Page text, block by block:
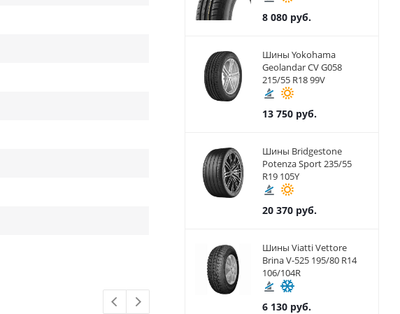
8 080руб.
Шины Yokohama
Geolandar CV G058
215/55 R18 99V
13 750руб.
Шины Bridgestone
Potenza Sport 235/55
R19 105Y
20 370руб.
Шины Viatti Vettore
Brina V-525 195/80 R14
106/104R
6 130руб.